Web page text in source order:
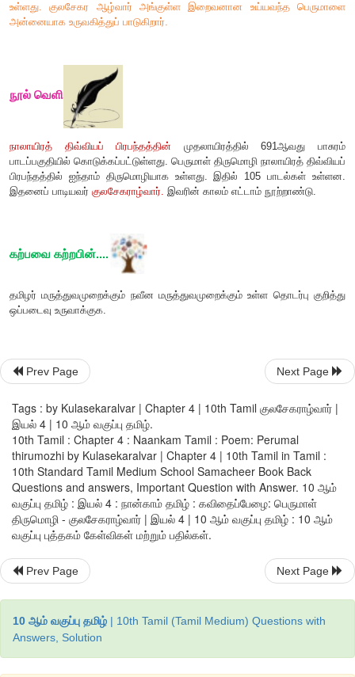
மருத்துவர் உடலில் ஏற்பட்ட புண்ணைக் கத்தியால் அறுத்துச்
நன்மைக்கே என்று உணர்ந்து நோயாளி அவரை நேசிப்பார்.
எழுந்தருளியிருக்கும் அன்னையே! அதுபோன்று நீ உனது
துன்பத்தை எனக்குத் தந்தாலும் உன் அடியவனாகிய நான்
எப்பொழுதும் எதிர்பார்த்து வாழ்கின்றேன்.
சுடினும் - சுட்டாலும் ,மாளாத - தீராத
வித்துவக்கோடு என்னும் ஊர் ,
கேரள மாநிலத்தில்
உள்ளது. குலசேகர ஆழ்வார் அங்குள்ள இறைவனான
நூல் வெளி
நாலாயிரத் திவ்வியப் பிரபந்தத்தின்முதலாயிரத்தில்691
பாடப்பகுதியில் கொடுக்கப்பட்டுள்ளது. பெருமாள் திருமொழி
பிரபந்தத்தில் ஐந்தாம் திருமொழியாக உள்ளது. இதில்105
இதனைப் பாடியவர்குலசேகராழ்வார்.இவரின் காலம் எட்டாம்
கற்பவை கற்றபின்....
Prev Page Next Page
Tags : by Kulasekaralvar | Chapter 4 | 10th Tamil குலசேகராழ்வார் |
இயல் 4 | 10 ஆம் வகுப்பு தமிழ்.
10th Tamil : Chapter 4 : Naankam Tamil : Poem: Perumal
thirumozhi by Kulasekaralvar | Chapter 4 | 10th Tamil in Tamil :
10th Standard Tamil Medium School Samacheer Book Back
Questions and answers, Important Question with Answer. 10 ஆம்
வகுப்பு தமிழ் : இயல் 4 : நான்காம் தமிழ் : கவிதைப்பேழை: பெருமாள்
திருமொழி - குலசேகராழ்வார் | இயல் 4 | 10 ஆம் வகுப்பு தமிழ் : 10 ஆம்
வகுப்பு புத்தகம் கேள்விகள் மற்றும் பதில்கள்.
Prev Page Next Page
10 ஆம் வகுப்பு தமிழ் | 10th Tamil (Tamil Medium) Questions with
Answers, Solution